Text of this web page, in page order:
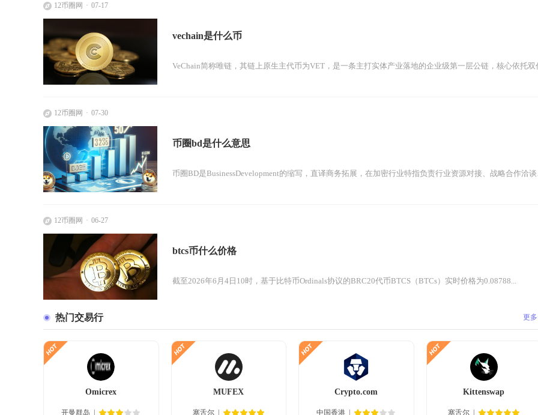
12币圈网 07-17
vechain是什么币
VeChain简称唯链，其链上原生主代币为VET，是一条主打实体产业落地的企业级第一层公链，核心依托双
12币圈网 07-30
币圈bd是什么意思
币圈BD是BusinessDevelopment的缩写，直译商务拓展，在加密行业特指负责行业资源对接、战略合作洽谈
12币圈网 06-27
btcs币什么价格
截至2026年6月4日10时，基于比特币Ordinals协议的BRC20代币BTCS（BTCs）实时价格为0.08788...
热门交易行 更
Omicrex
开曼群岛
MUFEX
塞舌尔
Crypto.com
中国香港
Kittenswap
塞舌尔